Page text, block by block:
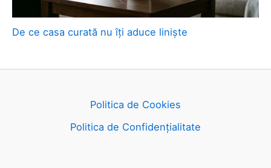
De ce casa curată nu îți aduce liniște
Politica de Cookies
Politica de Confidențialitate